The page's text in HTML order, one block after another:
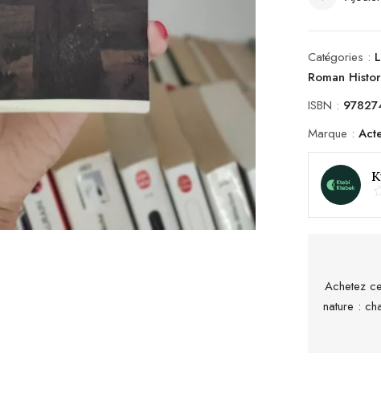
Catégories :
Roman
ISBN :
Marque :
Achetez
nature :